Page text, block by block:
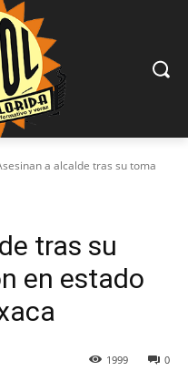
a alcalde tras su toma
tras su
en estado
0
1999